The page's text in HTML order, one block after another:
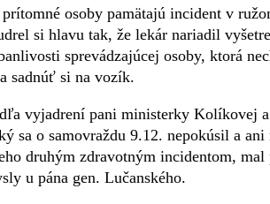
osoby pamätajú incident v
si hlavu tak, že lekár nariadil
sprevádzajúcej osoby, ktorá
sadnúť si na vozík.
vyjadrení pani ministerky Kolíkovej
sa o samovraždu 9.12. nepokúsil a
druhým zdravotným incidentom,
u pána gen. Lučanského.